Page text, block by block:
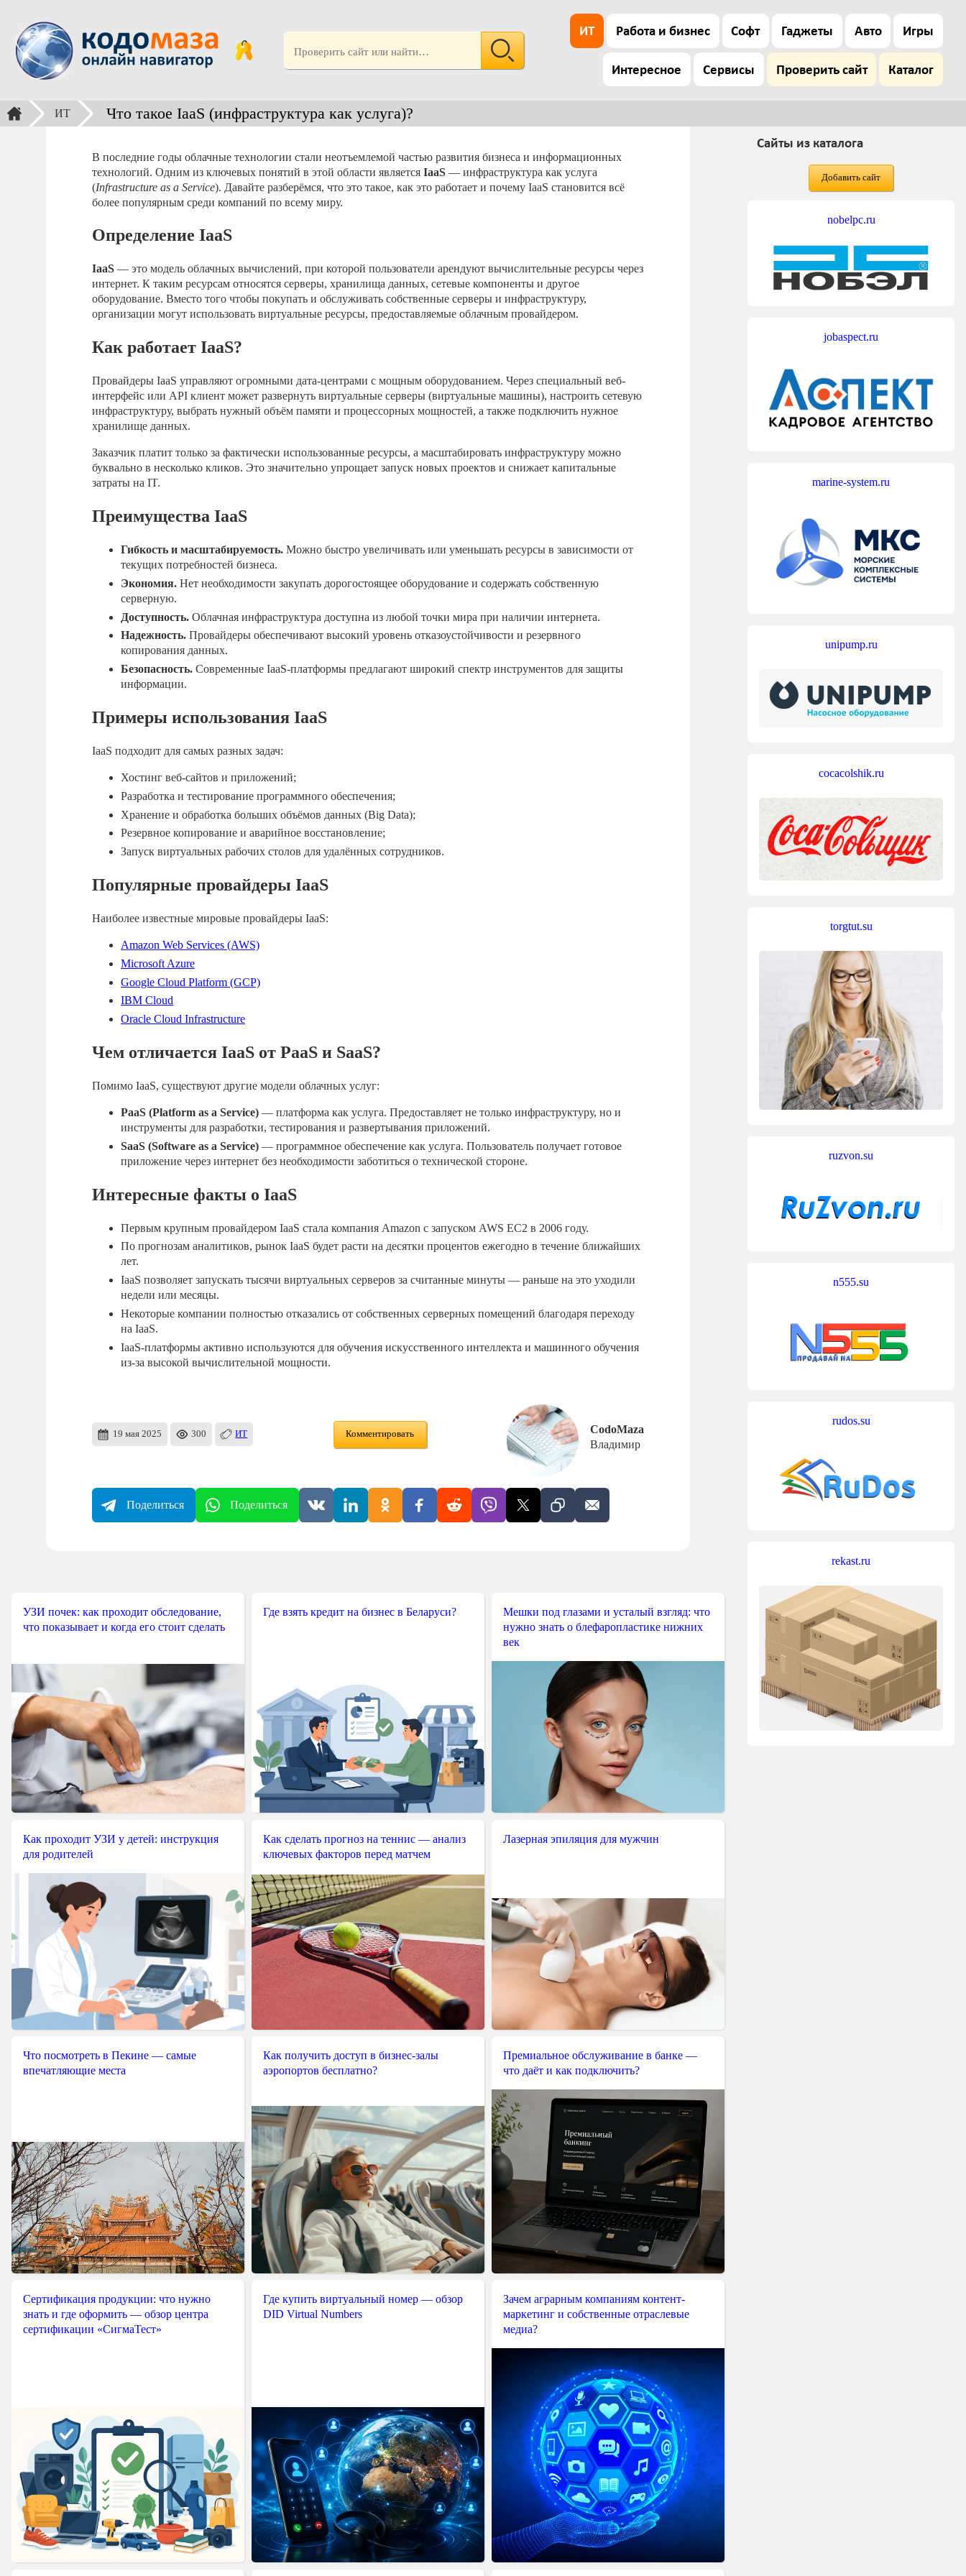
ИТ Работа и бизнес Софт Гаджеты Авто Игры
Интересное Сервисы Проверить сайт Каталог
ИТ Что такое IaaS (инфраструктура как услуга)?
В последние годы облачные технологии стали неотъемлемой частью развития бизнеса и информационных
технологий. Одним из ключевых понятий в этой области является IaaS — инфраструктура как услуга
(Infrastructure as a Service). Давайте разберёмся, что это такое, как это работает и почему IaaS становится всё
более популярным среди компаний по всему миру.
Определение IaaS
IaaS — это модель облачных вычислений, при которой пользователи арендуют вычислительные ресурсы через
интернет. К таким ресурсам относятся серверы, хранилища данных, сетевые компоненты и другое
оборудование. Вместо того чтобы покупать и обслуживать собственные серверы и инфраструктуру,
организации могут использовать виртуальные ресурсы, предоставляемые облачным провайдером.
Как работает IaaS?
Провайдеры IaaS управляют огромными дата-центрами с мощным оборудованием. Через специальный веб-
интерфейс или API клиент может развернуть виртуальные серверы (виртуальные машины), настроить сетевую
инфраструктуру, выбрать нужный объём памяти и процессорных мощностей, а также подключить нужное
хранилище данных.
Заказчик платит только за фактически использованные ресурсы, а масштабировать инфраструктуру можно
буквально в несколько кликов. Это значительно упрощает запуск новых проектов и снижает капитальные
затраты на IT.
Преимущества IaaS
Гибкость и масштабируемость. Можно быстро увеличивать или уменьшать ресурсы в зависимости от
текущих потребностей бизнеса.
Экономия. Нет необходимости закупать дорогостоящее оборудование и содержать собственную
серверную.
Доступность. Облачная инфраструктура доступна из любой точки мира при наличии интернета.
Надежность. Провайдеры обеспечивают высокий уровень отказоустойчивости и резервного
копирования данных.
Безопасность. Современные IaaS-платформы предлагают широкий спектр инструментов для защиты
информации.
Примеры использования IaaS
IaaS подходит для самых разных задач:
Хостинг веб-сайтов и приложений;
Разработка и тестирование программного обеспечения;
Хранение и обработка больших объёмов данных (Big Data);
Резервное копирование и аварийное восстановление;
Запуск виртуальных рабочих столов для удалённых сотрудников.
Популярные провайдеры IaaS
Наиболее известные мировые провайдеры IaaS:
Amazon Web Services (AWS)
Microsoft Azure
Google Cloud Platform (GCP)
IBM Cloud
Oracle Cloud Infrastructure
Чем отличается IaaS от PaaS и SaaS?
Помимо IaaS, существуют другие модели облачных услуг:
PaaS (Platform as a Service) — платформа как услуга. Предоставляет не только инфраструктуру, но и
инструменты для разработки, тестирования и развертывания приложений.
SaaS (Software as a Service) — программное обеспечение как услуга. Пользователь получает готовое
приложение через интернет без необходимости заботиться о технической стороне.
Интересные факты о IaaS
Первым крупным провайдером IaaS стала компания Amazon с запуском AWS EC2 в 2006 году.
По прогнозам аналитиков, рынок IaaS будет расти на десятки процентов ежегодно в течение ближайших
лет.
IaaS позволяет запускать тысячи виртуальных серверов за считанные минуты — раньше на это уходили
недели или месяцы.
Некоторые компании полностью отказались от собственных серверных помещений благодаря переходу
на IaaS.
IaaS-платформы активно используются для обучения искусственного интеллекта и машинного обучения
из-за высокой вычислительной мощности.
19 мая 2025 300 ИТ Комментировать
CodoMaza
Владимир
Поделиться Поделиться
УЗИ почек: как проходит обследование,
что показывает и когда его стоит сделать
Где взять кредит на бизнес в Беларуси?
Мешки под глазами и усталый взгляд: что
нужно знать о блефаропластике нижних
век
Как проходит УЗИ у детей: инструкция
для родителей
Как сделать прогноз на теннис — анализ
ключевых факторов перед матчем
Лазерная эпиляция для мужчин
Что посмотреть в Пекине — самые
впечатляющие места
Как получить доступ в бизнес-залы
аэропортов бесплатно?
Премиальное обслуживание в банке —
что даёт и как подключить?
Сертификация продукции: что нужно
знать и где оформить — обзор центра
сертификации «СигмаТест»
Где купить виртуальный номер — обзор
DID Virtual Numbers
Зачем аграрным компаниям контент-
маркетинг и собственные отраслевые
медиа?
Сайты из каталога
Добавить сайт
nobelpc.ru
jobaspect.ru
marine-system.ru
unipump.ru
cocacolshik.ru
torgtut.su
ruzvon.su
n555.su
rudos.su
rekast.ru